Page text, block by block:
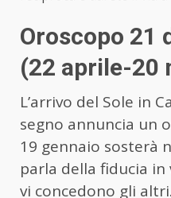
Oroscopo 21
(22 aprile-20
L’arrivo del Sole in
segno annuncia un
19 gennaio sosterà
parla della fiducia in
vi concedono gli